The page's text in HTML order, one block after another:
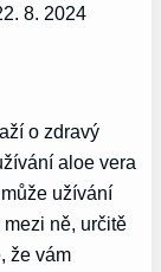
8. 2024
o zdravý
aloe vera
užívání
ně, určitě
že vám